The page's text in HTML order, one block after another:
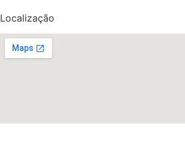
Localização